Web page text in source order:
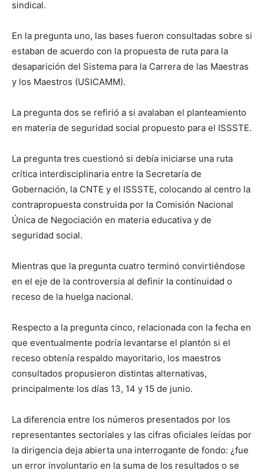
sindical.
En la pregunta uno, las bases fueron consultadas sobre si
estaban de acuerdo con la propuesta de ruta para la
desaparición del Sistema para la Carrera de las Maestras
y los Maestros (USICAMM).
La pregunta dos se refirió a si avalaban el planteamiento
en materia de seguridad social propuesto para el ISSSTE.
La pregunta tres cuestionó si debía iniciarse una ruta
crítica interdisciplinaria entre la Secretaría de
Gobernación, la CNTE y el ISSSTE, colocando al centro la
contrapropuesta construida por la Comisión Nacional
Única de Negociación en materia educativa y de
seguridad social.
Mientras que la pregunta cuatro terminó convirtiéndose
en el eje de la controversia al definir la continuidad o
receso de la huelga nacional.
Respecto a la pregunta cinco, relacionada con la fecha en
que eventualmente podría levantarse el plantón si el
receso obtenía respaldo mayoritario, los maestros
consultados propusieron distintas alternativas,
principalmente los días 13, 14 y 15 de junio.
La diferencia entre los números presentados por los
representantes sectoriales y las cifras oficiales leídas por
la dirigencia deja abierta una interrogante de fondo: ¿fue
un error involuntario en la suma de los resultados o se